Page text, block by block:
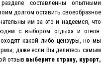
составленны опытными
долгом оставить своеобразное
им за это и надеемся, что
с выбором отдыха и отеля.
какой либо цензуры, но мы
даже если Вы делитесь самым
отзыв выберите страну, курорт,